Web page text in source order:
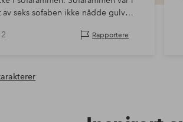
seks sofaben ikke nådde gulvet.
Rapportere